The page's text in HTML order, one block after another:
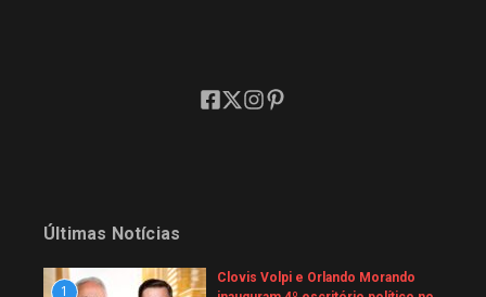
Últimas Notícias
1
Clovis Volpi e Orlando Morando